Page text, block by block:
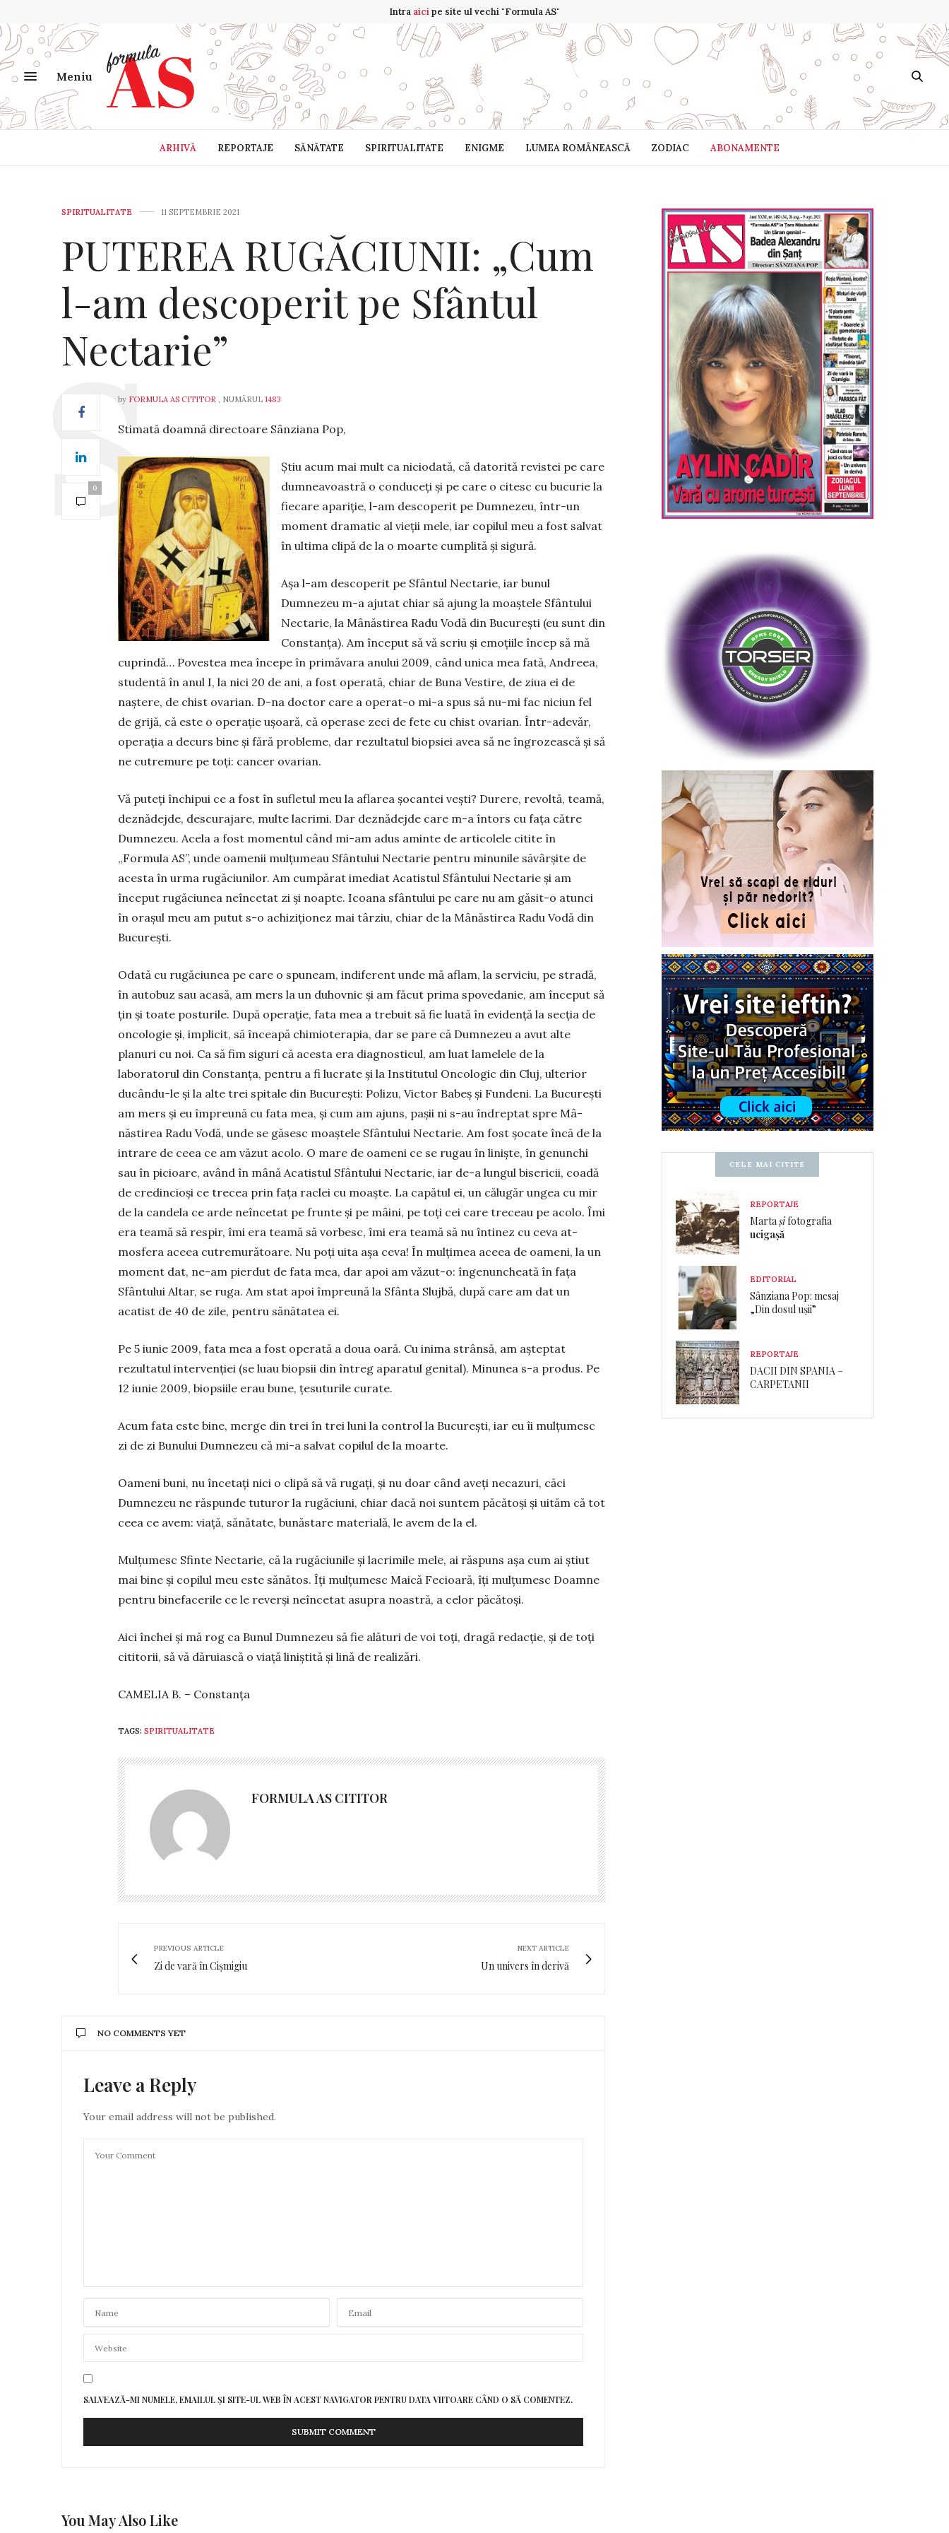
Intra aicipe site ul vechi "Formula AS"
Meniu
ARHIVĂ REPORTAJE SĂNĂTATE SPIRITUALITATE ENIGME LUMEA ROMÂNEASCĂ ZODIAC ABONAMENTE
SPIRITUALITATE 11 SEPTEMBRIE 2021
PUTEREA RUGĂCIUNII: „Cum
l-am descoperit pe Sfântul
Nectarie”
0
by FORMULA AS CITITOR , NUMĂRUL 1483
Stimată doamnă directoare Sânziana Pop,
Știu acum mai mult ca niciodată, că datorită re­vistei pe care
dumneavoastră o conduceți și pe care o citesc cu bucurie la
fiecare apariție, l-am desco­perit pe Dumnezeu, într-un
moment dramatic al vieții mele, iar copilul meu a fost salvat
în ultima clipă de la o moarte cumplită și sigură.
Așa l-am descoperit pe Sfântul Nectarie, iar bu­nul
Dumnezeu m-a ajutat chiar să ajung la moaș­tele Sfântului
Nectarie, la Mânăstirea Radu Vodă din București (eu sunt din
Constanța). Am început să vă scriu și emoțiile încep să mă
cuprindă… Povestea mea începe în primăvara anului 2009, când unica mea fată, Andreea,
studentă în anul I, la nici 20 de ani, a fost operată, chiar de Buna Vestire, de ziua ei de
naștere, de chist ovarian. D-na doctor care a ope­rat-o mi-a spus să nu-mi fac niciun fel
de grijă, că este o operație ușoară, că operase zeci de fete cu chist ovarian. Într-adevăr,
operația a decurs bine și fără probleme, dar rezultatul biopsiei avea să ne în­grozească și să
ne cutremure pe toți: cancer ovarian.
Vă puteți închipui ce a fost în sufletul meu la afla­rea șocantei vești? Durere, revoltă, teamă,
dez­nă­dej­de, descurajare, multe lacrimi. Dar deznădejde care m-a întors cu fața către
Dumnezeu. Acela a fost mo­mentul când mi-am adus aminte de articolele ci­ti­te în
„Formula AS”, unde oamenii mulțumeau Sfân­tului Nectarie pentru minunile săvârșite de
aces­ta în urma rugăciunilor. Am cumpărat imediat Acatistul Sfântu­lui Nectarie și am
început rugăciu­nea neîncetat zi și noapte. Icoana sfântului pe care nu am găsit-o atunci
în orașul meu am putut s-o achiziționez mai târziu, chiar de la Mânăstirea Radu Vodă din
București.
Odată cu rugăciunea pe care o spuneam, indi­ferent unde mă aflam, la serviciu, pe stradă,
în auto­buz sau acasă, am mers la un duhovnic și am făcut prima spovedanie, am început să
țin și toate postu­rile. După operație, fata mea a trebuit să fie luată în evidență la secția de
oncologie și, implicit, să încea­pă chimioterapia, dar se pare că Dumnezeu a avut alte
planuri cu noi. Ca să fim siguri că acesta era diag­nosticul, am luat lamelele de la
laboratorul din Constanța, pentru a fi lucrate și la Institutul Onco­lo­gic din Cluj, ulterior
ducându-le și la alte trei spi­tale din București: Polizu, Victor Babeș și Fundeni. La București
am mers și eu împreună cu fata mea, și cum am ajuns, pașii ni s-au îndreptat spre Mâ­
năstirea Radu Vodă, unde se găsesc moaștele Sfân­tului Nectarie. Am fost șocate încă de la
intrare de ceea ce am văzut acolo. O mare de oameni ce se rugau în liniște, în genunchi
sau în picioare, având în mână Acatistul Sfântului Nectarie, iar de-a lungul bisericii, coadă
de credincioși ce trecea prin fața ra­clei cu moaște. La capătul ei, un călugăr ungea cu mir
de la candela ce arde neîncetat pe frunte și pe mâini, pe toți cei care treceau pe acolo. Îmi
era tea­mă să respir, îmi era tea­mă să vorbesc, îmi era teamă să nu întinez cu ceva at­
mosfera aceea cutremură­toare. Nu poți uita așa ceva! În mulțimea aceea de oameni, la un
moment dat, ne-am pierdut de fata mea, dar apoi am văzut-o: în­genuncheată în fața
Sfântului Altar, se ruga. Am stat apoi împreună la Sfânta Slujbă, după care am dat un
acatist de 40 de zile, pentru sănătatea ei.
Pe 5 iunie 2009, fata mea a fost operată a doua oară. Cu inima strânsă, am așteptat
rezultatul inter­venției (se luau biopsii din întreg aparatul genital). Minunea s-a produs. Pe
12 iunie 2009, biopsiile erau bune, țesuturile curate.
Acum fata este bine, merge din trei în trei luni la control la București, iar eu îi mulțumesc
zi de zi Bu­nului Dumnezeu că mi-a salvat copilul de la moarte.
Oameni buni, nu încetați nici o clipă să vă rugați, și nu doar când aveți necazuri, căci
Dumnezeu ne răspunde tuturor la rugăciuni, chiar dacă noi suntem păcătoși și uităm că tot
ceea ce avem: viață, sănă­tate, bunăstare materială, le avem de la el.
Mulțumesc Sfinte Nectarie, că la rugăciunile și lacrimile mele, ai răspuns așa cum ai știut
mai bine și copilul meu este sănătos. Îți mulțumesc Maică Fecioară, îți mulțumesc Doamne
pentru binefacerile ce le reverși neîncetat asupra noastră, a celor păcătoși.
Aici închei și mă rog ca Bunul Dumnezeu să fie alături de voi toți, dragă redacție, și de toți
cititorii, să vă dăruiască o viață liniștită și lină de realizări.
CAMELIA B. – Constanța
TAGS: SPIRITUALITATE
FORMULA AS CITITOR
PREVIOUS ARTICLE
Zi de vară în Cișmigiu
NEXT ARTICLE
Un univers în derivă
NO COMMENTS YET
Leave a Reply
Your email address will not be published.
SALVEAZĂ-MI NUMELE, EMAILUL ȘI SITE-UL WEB ÎN ACEST NAVIGATOR PENTRU DATA VIITOARE CÂND O SĂ COMENTEZ.
You May Also Like
CELE MAI CITITE
REPORTAJE
Martașifotografia
ucigașă
EDITORIAL
Sânziana Pop: mesaj
„Din dosul ușii”
REPORTAJE
DACII DIN SPANIA –
CARPETANII